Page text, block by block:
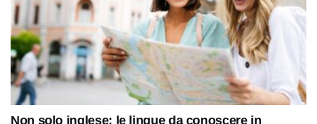
Non solo inglese: le lingue da conoscere in